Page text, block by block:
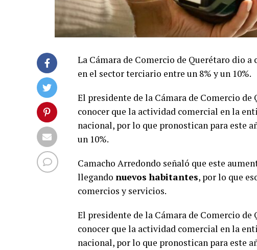
La Cámara de Comercio de Querétaro dio
en el sector terciario entre un 8% y un 10%.
El presidente de la Cámara de Comercio de
conocer que la actividad comercial en la
nacional, por lo que pronostican para este
un 10%.
Camacho Arredondo señaló que este
llegando nuevos habitantes, por lo que
comercios y servicios.
El presidente de la Cámara de Comercio
conocer que la actividad comercial en la
nacional, por lo que pronostican para este